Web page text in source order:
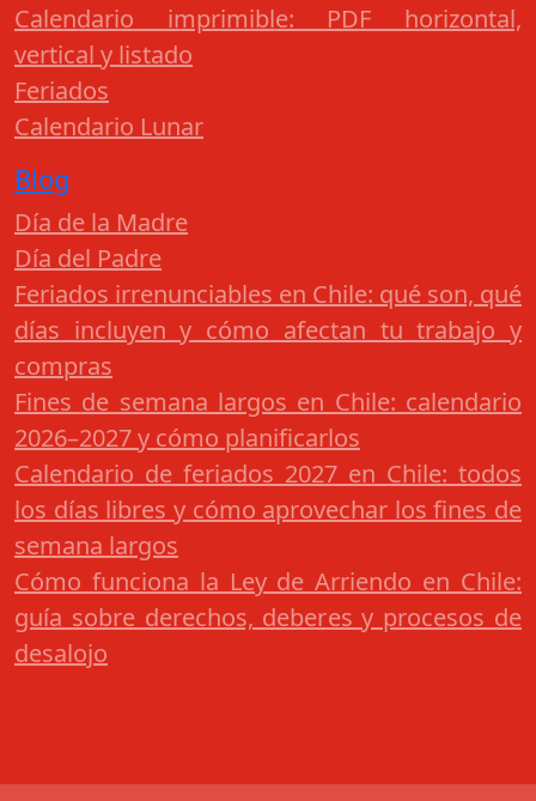
Calendario imprimible: PDF horizontal,
vertical y listado
Feriados
Calendario Lunar
Blog
Día de la Madre
Día del Padre
Feriados irrenunciables en Chile: qué son, qué
días incluyen y cómo afectan tu trabajo y
compras
Fines de semana largos en Chile: calendario
2026–2027 y cómo planificarlos
Calendario de feriados 2027 en Chile: todos
los días libres y cómo aprovechar los fines de
semana largos
Cómo funciona la Ley de Arriendo en Chile:
guía sobre derechos, deberes y procesos de
desalojo